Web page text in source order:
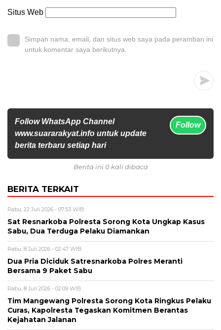
Situs Web
Simpan nama, email, dan situs web saya pada peramban ini
untuk komentar saya berikutnya.
Follow WhatsApp Channel
www.suararakyat.info untuk update
berita terbaru setiap hari
Follow
Berita ini 0 kali dibaca
BERITA TERKAIT
Rabu, 22 Juli 2026 - 07:53 WIB
Sat Resnarkoba Polresta Sorong Kota Ungkap Kasus
Sabu, Dua Terduga Pelaku Diamankan
Rabu, 8 Juli 2026 - 02:47 WIB
Dua Pria Diciduk Satresnarkoba Polres Meranti
Bersama 9 Paket Sabu
Rabu, 8 Juli 2026 - 02:09 WIB
Tim Mangewang Polresta Sorong Kota Ringkus Pelaku
Curas, Kapolresta Tegaskan Komitmen Berantas
Kejahatan Jalanan